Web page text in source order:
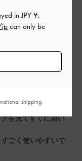
。なかなか見つか
を見てすぐに買い
ごく使いやすいで
inJPY ¥.
jpcan only be
shipping.